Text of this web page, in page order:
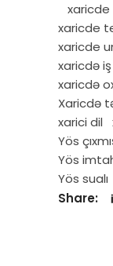
xaricde
xaricde
xaricde
xaricdə iş
xaricdə
Xaricdə
xarici dil
Yös
Yös
Yös sualı
Share: